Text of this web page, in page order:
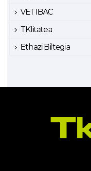
VETIBAC
TKlitatea
Ethazi Biltegia